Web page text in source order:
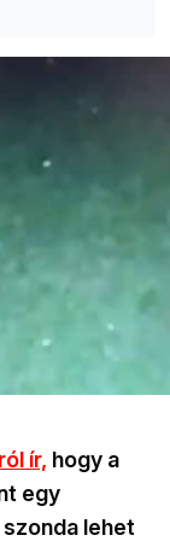
ír, hogy a
egy
lehet